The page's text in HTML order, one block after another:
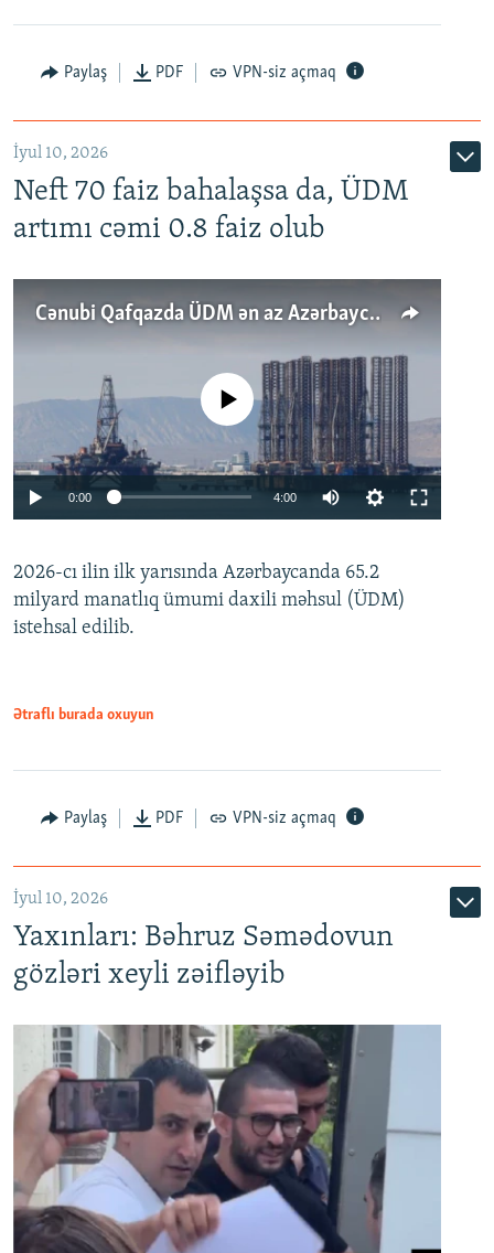
Paylaş PDF VPN-siz açmaq
İyul 10, 2026
Neft 70 faiz bahalaşsa da, ÜDM
artımı cəmi 0.8 faiz olub
Cənubi Qafqazda ÜDM ən az Azərbaycanda artır: Qonşuları niyə Bakını qabaqlaya bilir?
Auto 240p 360p 480p
No media source currently available
0:00 4:00
360p
480p
2026-cı ilin ilk yarısında Azərbaycanda 65.2
milyard manatlıq ümumi daxili məhsul (ÜDM)
istehsal edilib.
Ətraflı burada oxuyun
Paylaş PDF VPN-siz açmaq
İyul 10, 2026
Yaxınları: Bəhruz Səmədovun
gözləri xeyli zəifləyib